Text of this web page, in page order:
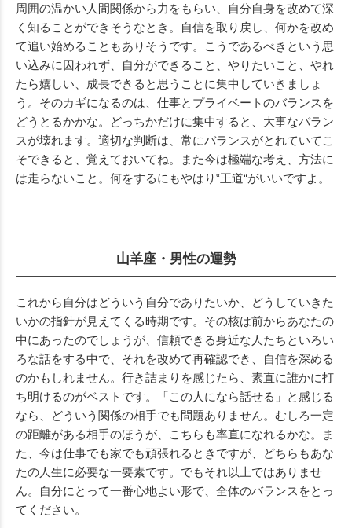
周囲の温かい人間関係から力をもらい、自分自身を改めて深
く知ることができそうなとき。自信を取り戻し、何かを改め
て追い始めることもありそうです。こうであるべきという思
い込みに囚われず、自分ができること、やりたいこと、やれ
たら嬉しい、成長できると思うことに集中していきましょ
う。そのカギになるのは、仕事とプライベートのバランスを
どうとるかかな。どっちかだけに集中すると、大事なバラン
スが壊れます。適切な判断は、常にバランスがとれていてこ
そできると、覚えておいてね。また今は極端な考え、方法に
は走らないこと。何をするにもやはり‟王道“がいいですよ。
山羊座・男性の運勢
これから自分はどういう自分でありたいか、どうしていきた
いかの指針が見えてくる時期です。その核は前からあなたの
中にあったのでしょうが、信頼できる身近な人たちといろい
ろな話をする中で、それを改めて再確認でき、自信を深める
のかもしれません。行き詰まりを感じたら、素直に誰かに打
ち明けるのがベストです。「この人になら話せる」と感じる
なら、どういう関係の相手でも問題ありません。むしろ一定
の距離がある相手のほうが、こちらも率直になれるかな。ま
た、今は仕事でも家でも頑張れるときですが、どちらもあな
たの人生に必要な一要素です。でもそれ以上ではありませ
ん。自分にとって一番心地よい形で、全体のバランスをとっ
てください。